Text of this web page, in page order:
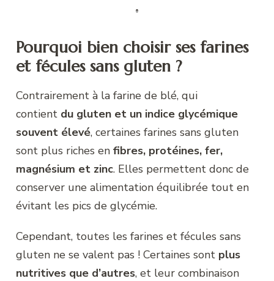
Pourquoi bien choisir ses farines
et fécules sans gluten ?
Contrairement à la farine de blé, qui
contient du gluten et un indice glycémique
souvent élevé, certaines farines sans gluten
sont plus riches enfibres, protéines, fer,
magnésium et zinc. Elles permettent donc de
conserver une alimentation équilibrée tout en
évitant les pics de glycémie.
Cependant, toutes les farines et fécules sans
gluten ne se valent pas ! Certaines sont plus
nutritives que d’autres, et leur combinaison